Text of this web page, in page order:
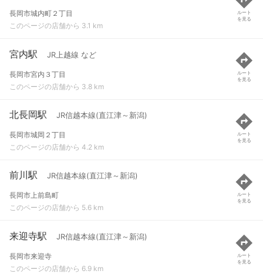
長岡市城内町２丁目
このページの店舗から 3.1 km
ルート
を見る
宮内駅 JR上越線 など
長岡市宮内３丁目
このページの店舗から 3.8 km
ルート
を見る
北長岡駅 JR信越本線(直江津～新潟)
長岡市城岡２丁目
このページの店舗から 4.2 km
ルート
を見る
前川駅 JR信越本線(直江津～新潟)
長岡市上前島町
このページの店舗から 5.6 km
ルート
を見る
来迎寺駅 JR信越本線(直江津～新潟)
長岡市来迎寺
このページの店舗から 6.9 km
ルート
を見る